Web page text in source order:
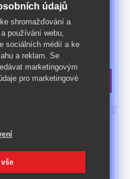
2 bílá
bílá 1 dveře, 1 police, 3
pojezdy
ks
bílá, 2 dvířka2 otevřené
údajů
shromažďování a
používání webu,
sociálních médií a ke
a reklam. Se
marketingovým
pro marketingové